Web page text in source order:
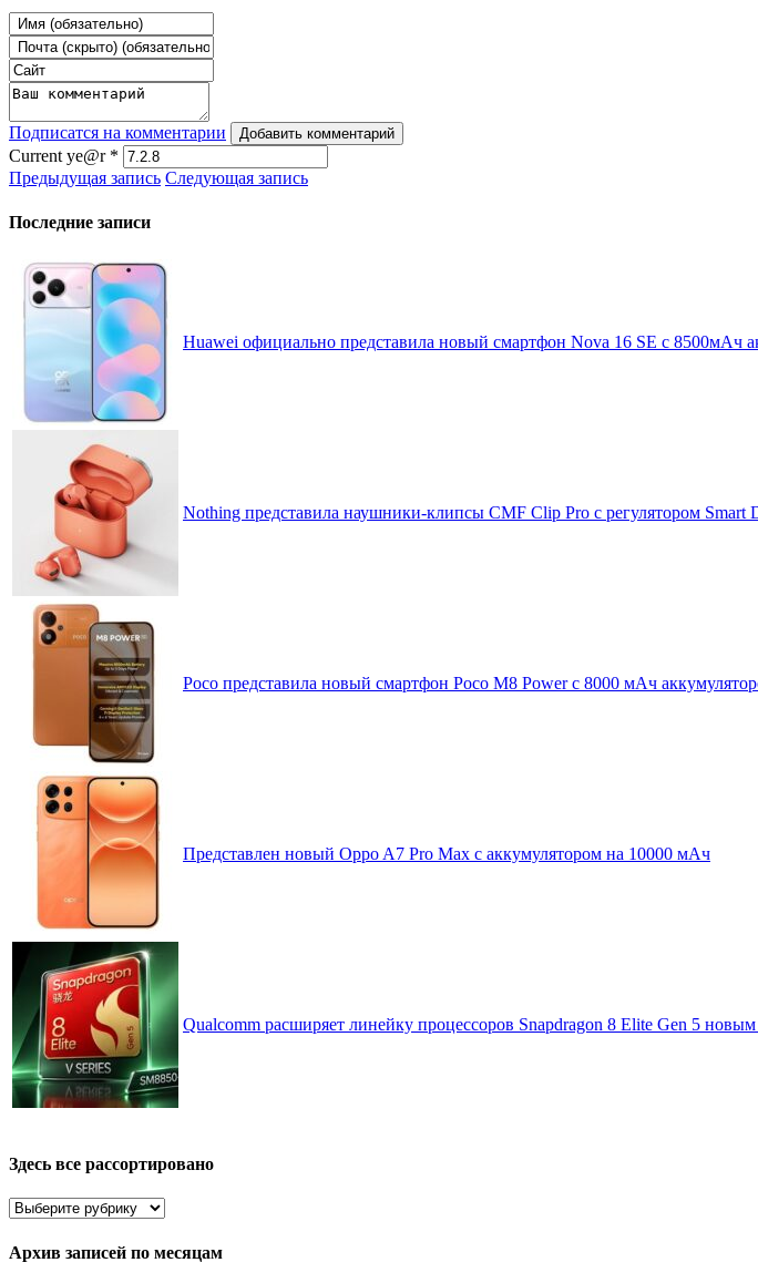
Подписатся на комментарии Добавить комментарий
Current ye@r *
Предыдущая запись Следующая запись
Последние записи
Huawei официально представила новый смартфон Nova 16 SE с 8500мАч
Nothing представила наушники-клипсы CMF Clip Pro с регулятором Smart
Poco представила новый смартфон Poco M8 Power с 8000 мАч
Представлен новый Oppo A7 Pro Max с аккумулятором на 10000 мАч
Qualcomm расширяет линейку процессоров Snapdragon 8 Elite Gen 5
Здесь все рассортировано
Здесь
рассортировано
Архив записей по месяцам